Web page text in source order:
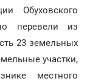
Обуховского
перевели из
23 земельных
участки,
местного